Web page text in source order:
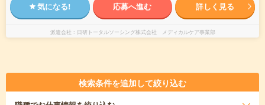
気になる! 応募へ進む 詳しく見る
派遣会社 日研トータルソーシング株式会社 メディカルケア事業部
検索条件を追加して絞り込む